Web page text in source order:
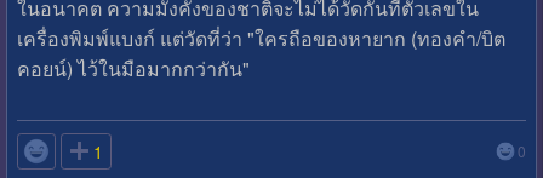
ในอนาคต ความมั่งคั่งของชาติจะไม่ได้วัดกันที่ตัวเลขใน
เครื่องพิมพ์แบงก์ แต่วัดที่ว่า "ใครถือของหายาก (ทองคำ/บิต
คอยน์) ไว้ในมือมากกว่ากัน"
 1 0